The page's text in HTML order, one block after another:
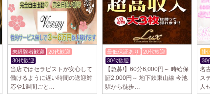
LoveCHU (ラブチュ) 渋谷ルーム
やる気のあるセラピスト大募集！ 「
人気セラピストになりたい！」 そん
ます…
2025/04/02[千歳烏山駅]
LoveCHU (ラブチュ) 千歳烏山ル
やる気のあるセラピスト大募集！ 「
人気セラピストになりたい！」 そんな
ます…
未経験者歓迎
20代歓迎
30代歓迎
当店ではセラピストが安心して
働けるように遅い時間の送迎対
応や1週間ごと…
最低保証あり
20代歓迎
30代歓迎
【急募!】60分6,000円～ 時給保
証2,000円～ 地下鉄東山線 今池
駅から徒歩…
掛
30
名
ス
人